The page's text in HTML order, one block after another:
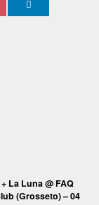
La Luna @ FAQ
(Grosseto) – 04